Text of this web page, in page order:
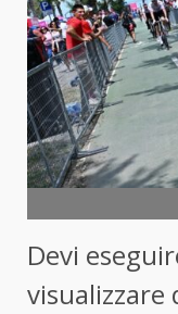
Devi
visualizzare